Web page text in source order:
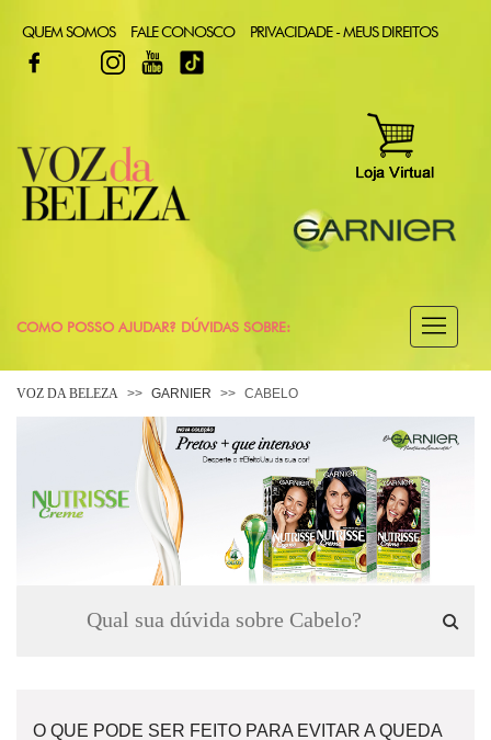
QUEM SOMOS FALE CONOSCO
PRIVACIDADE - MEUS DIREITOS
FACEBOOK
TWITTER INSTAGRAM
YOUTUBE
COMO POSSO AJUDAR? DÚVIDAS SOBRE:
CABELO
DESODORANTE
CONSULTORIA DE PRODUTOS GARNIER
VOZ DA BELEZA GARNIER CABELO
O QUE PODE SER FEITO PARA EVITAR A QUEDA